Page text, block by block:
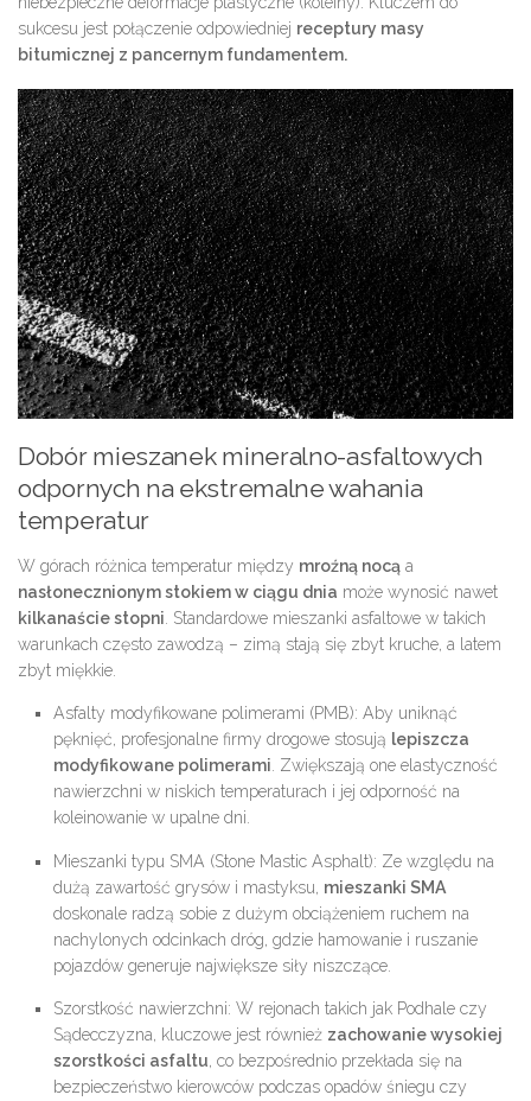
sukcesu jest połączenie odpowiedniej receptury masy
bitumicznej z pancernym fundamentem.
Dobór mieszanek mineralno-asfaltowych
odpornych na ekstremalne wahania
temperatur
W górach różnica temperatur między mroźną nocą a
nasłonecznionym stokiem w ciągu dnia może wynosić nawet
kilkanaście stopni. Standardowe mieszanki asfaltowe w takich
warunkach często zawodzą – zimą stają się zbyt kruche, a latem
zbyt miękkie.
Asfalty modyfikowane polimerami (PMB): Aby uniknąć
pęknięć, profesjonalne firmy drogowe stosują lepiszcza
modyfikowane polimerami. Zwiększają one elastyczność
nawierzchni w niskich temperaturach i jej odporność na
koleinowanie w upalne dni.
Mieszanki typu SMA (Stone Mastic Asphalt): Ze względu na
dużą zawartość grysów i mastyksu, mieszanki SMA
doskonale radzą sobie z dużym obciążeniem ruchem na
nachylonych odcinkach dróg, gdzie hamowanie i ruszanie
pojazdów generuje największe siły niszczące.
Szorstkość nawierzchni: W rejonach takich jak Podhale czy
Sądecczyzna, kluczowe jest również zachowanie wysokiej
szorstkości asfaltu , co bezpośrednio przekłada się na
bezpieczeństwo kierowców podczas opadów śniegu czy